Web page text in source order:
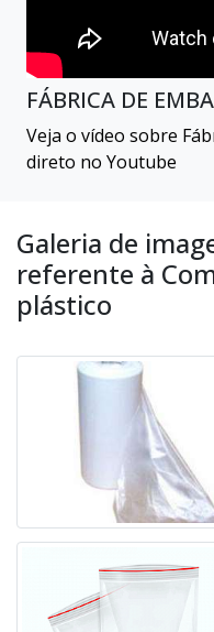
FÁBRICA DE
Veja o vídeo sobre
direto no Youtube
Galeria de
referente à
plástico